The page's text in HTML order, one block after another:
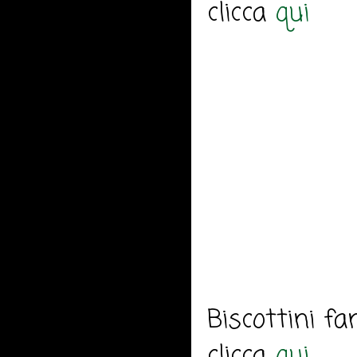
clicca qui
Biscottini